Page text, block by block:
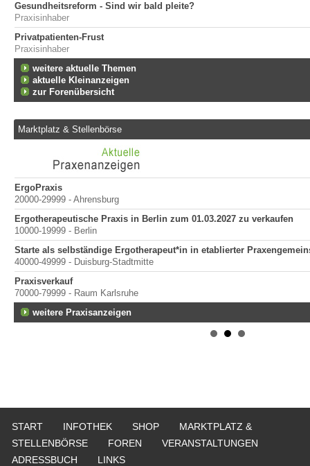
Gesundheitsreform - Sind wir bald pleite?
Praxisinhaber
Privatpatienten-Frust
Praxisinhaber
weitere aktuelle Themen
aktuelle Kleinanzeigen
zur Forenübersicht
Marktplatz & Stellenbörse
ErgoPraxis
20000-29999 - Ahrensburg
Ergotherapeutische Praxis in Berlin zum 01.03.2027 zu verkaufen
10000-19999 - Berlin
Starte als selbständige Ergotherapeut*in in etablierter
40000-49999 - Duisburg-Stadtmitte
Praxisverkauf
70000-79999 - Raum Karlsruhe
weitere Praxisanzeigen
START INFOTHEK SHOP
MARKTPLATZ &
STELLENBÖRSE
FOREN
VERANSTALTUNGEN
ADRESSBUCH
LINKS